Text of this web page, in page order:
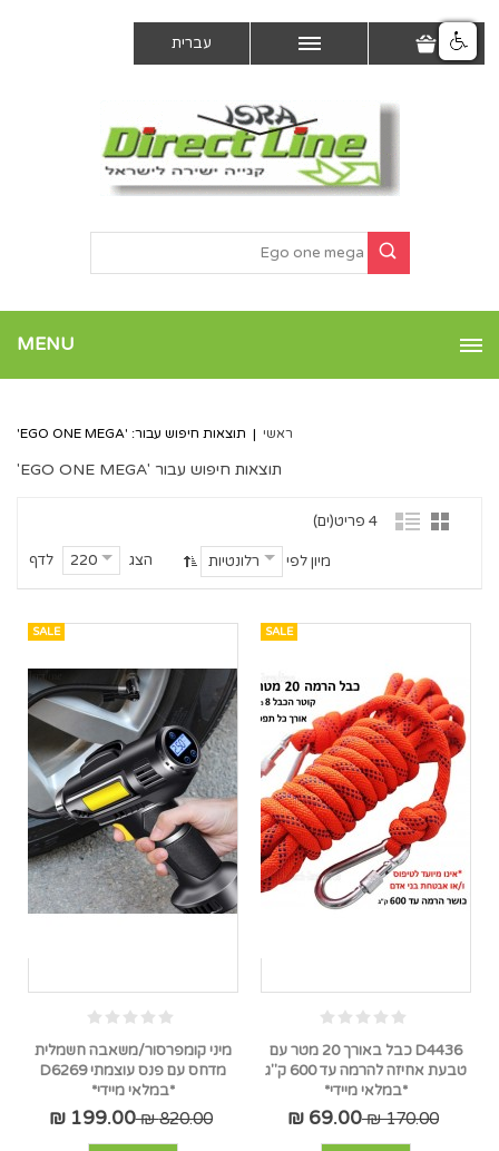
עברית
MENU
ראשי | תוצאות חיפוש עבור: 'EGO ONE MEGA'
תוצאות חיפוש עבור 'EGO ONE MEGA'
4 פריט(ים)
הצג 220 לדף מיון לפי רלונטיות
SALE
D4436 כבל באורך 20 מטר עם
טבעת אחיזה להרמה עד 600 ק"ג
*במלאי מיידי*
170.00 ₪
69.00 ₪
SALE
מיני קומפרסור/משאבה חשמלית
מדחס עם פנס עוצמתי D6269
*במלאי מיידי*
820.00 ₪
199.00 ₪